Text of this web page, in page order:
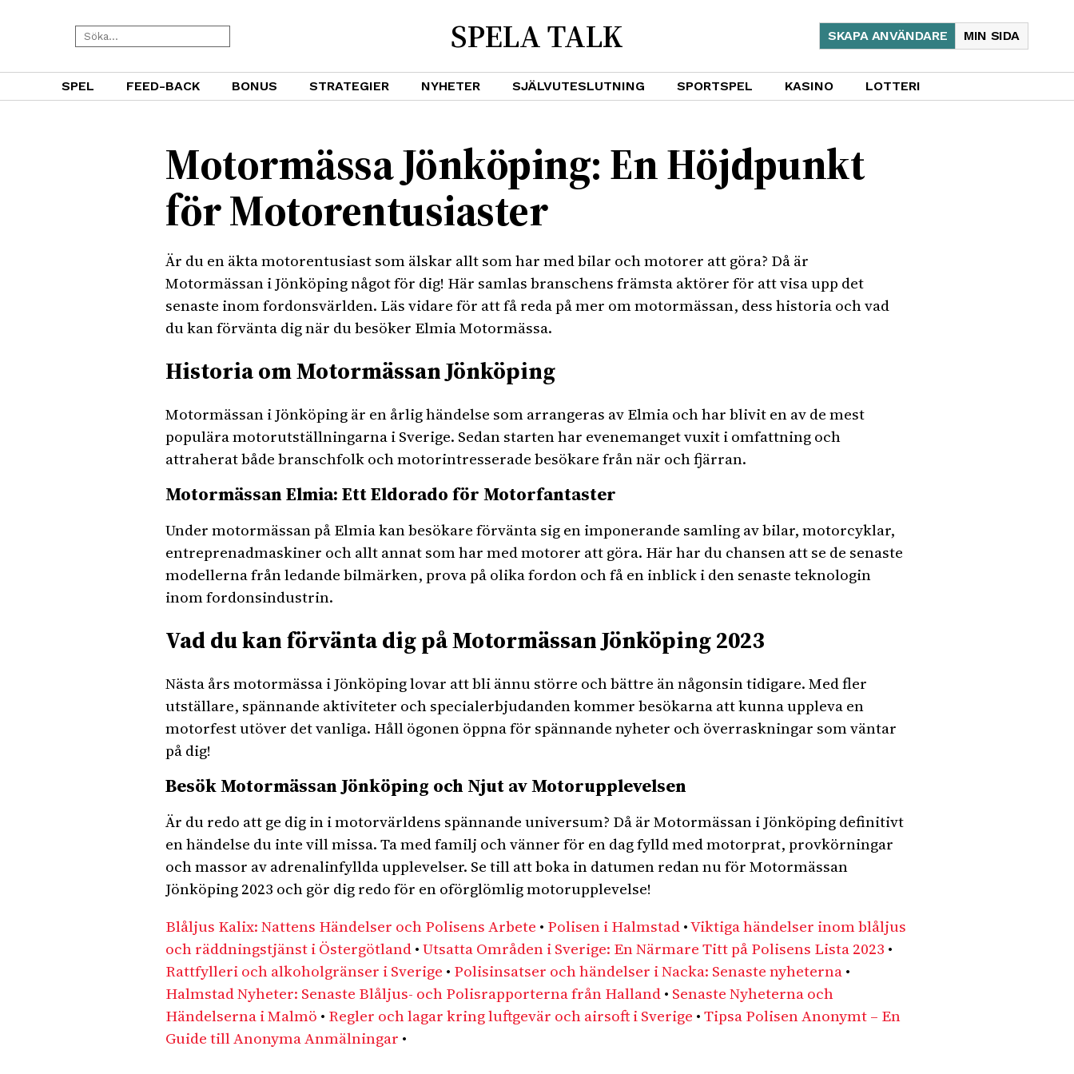
SPELA TALK MIN SIDA
SKAPA ANVÄNDARE
SPEL FEED-BACK BONUS STRATEGIER NYHETER SJÄLVUTESLUTNING SPORTSPEL KASINO LOTTERI
Motormässa Jönköping: En Höjdpunkt
för Motorentusiaster
Är du en äkta motorentusiast som älskar allt som har med bilar och motorer att göra? Då är
Motormässan i Jönköping något för dig! Här samlas branschens främsta aktörer för att visa upp det
senaste inom fordonsvärlden. Läs vidare för att få reda på mer om motormässan, dess historia och vad
du kan förvänta dig när du besöker Elmia Motormässa.
Historia om Motormässan Jönköping
Motormässan i Jönköping är en årlig händelse som arrangeras av Elmia och har blivit en av de mest
populära motorutställningarna i Sverige. Sedan starten har evenemanget vuxit i omfattning och
attraherat både branschfolk och motorintresserade besökare från när och fjärran.
Motormässan Elmia: Ett Eldorado för Motorfantaster
Under motormässan på Elmia kan besökare förvänta sig en imponerande samling av bilar, motorcyklar,
entreprenadmaskiner och allt annat som har med motorer att göra. Här har du chansen att se de senaste
modellerna från ledande bilmärken, prova på olika fordon och få en inblick i den senaste teknologin
inom fordonsindustrin.
Vad du kan förvänta dig på Motormässan Jönköping 2023
Nästa års motormässa i Jönköping lovar att bli ännu större och bättre än någonsin tidigare. Med fler
utställare, spännande aktiviteter och specialerbjudanden kommer besökarna att kunna uppleva en
motorfest utöver det vanliga. Håll ögonen öppna för spännande nyheter och överraskningar som väntar
på dig!
Besök Motormässan Jönköping och Njut av Motorupplevelsen
Är du redo att ge dig in i motorvärldens spännande universum? Då är Motormässan i Jönköping definitivt
en händelse du inte vill missa. Ta med familj och vänner för en dag fylld med motorprat, provkörningar
och massor av adrenalinfyllda upplevelser. Se till att boka in datumen redan nu för Motormässan
Jönköping 2023 och gör dig redo för en oförglömlig motorupplevelse!
Blåljus Kalix: Nattens Händelser och Polisens Arbete • Polisen i Halmstad•Viktiga händelser inom blåljus
och räddningstjänst i Östergötland•Utsatta Områden i Sverige: En Närmare Titt på Polisens Lista 2023 •
Rattfylleri och alkoholgränser i Sverige • Polisinsatser och händelser i Nacka: Senaste nyheterna•
Halmstad Nyheter: Senaste Blåljus- och Polisrapporterna från Halland• Senaste Nyheterna och
Händelserna i Malmö • Regler och lagar kring luftgevär och airsoft i Sverige •Tipsa Polisen Anonymt – En
Guide till Anonyma Anmälningar •